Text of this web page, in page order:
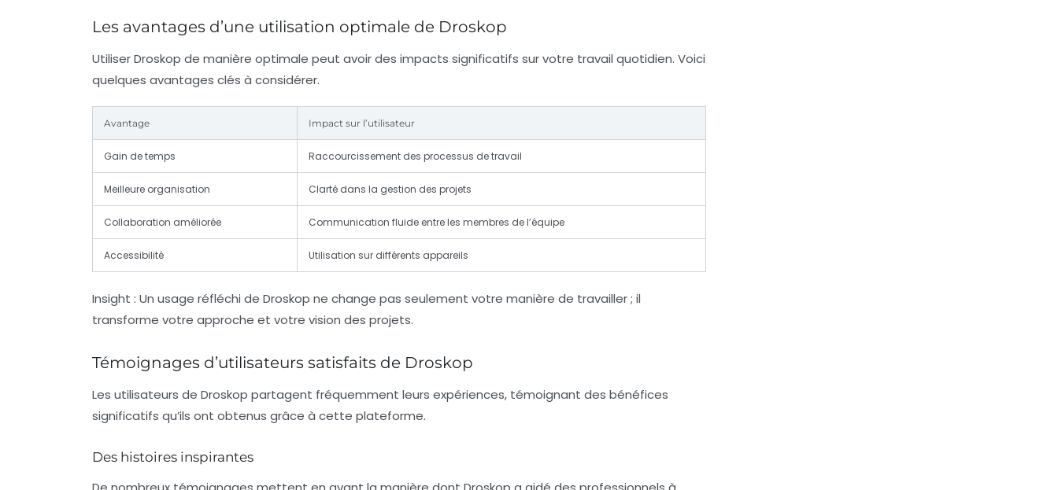
Les avantages d’une utilisation optimale de Droskop
Utiliser Droskop de manière optimale peut avoir des impacts significatifs sur votre travail quotidien. Voici
quelques avantages clés à considérer.
Avantage Impact sur l’utilisateur
Gain de temps Raccourcissement des processus de travail
Meilleure organisation Clarté dans la gestion des projets
Collaboration améliorée Communication fluide entre les membres de l’équipe
Accessibilité Utilisation sur différents appareils
Insight : Un usage réfléchi de Droskop ne change pas seulement votre manière de travailler ; il
transforme votre approche et votre vision des projets.
Témoignages d’utilisateurs satisfaits de Droskop
Les utilisateurs de Droskop partagent fréquemment leurs expériences, témoignant des bénéfices
significatifs qu’ils ont obtenus grâce à cette plateforme.
Des histoires inspirantes